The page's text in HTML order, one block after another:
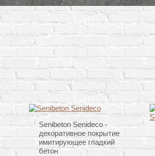
Senibeton Senideco -
декоративное покрытие
имитирующее гладкий
бетон